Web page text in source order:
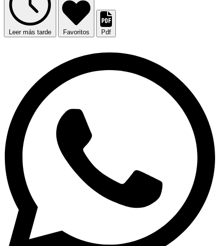
Leer más tarde Favoritos Pdf